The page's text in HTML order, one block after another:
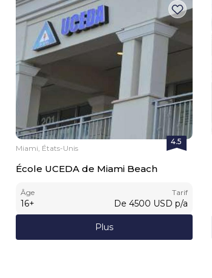
4.5
Miami, États-Unis
École UCEDA de Miami Beach
Âge
16+
Tarif
De 4500 USD p/a
Plus